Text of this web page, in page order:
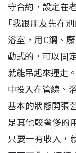
守合約，設定在
｢我跟朋友先在
浴室，用C鋼、
動式的，可以固
就能吊起來運走
中投入在管線、
基本的狀態開張
足其他較奢侈的
只要一有收入，